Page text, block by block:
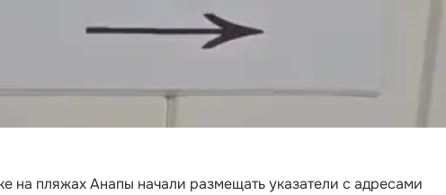
на пляжах Анапы начали размещать указатели с адресами